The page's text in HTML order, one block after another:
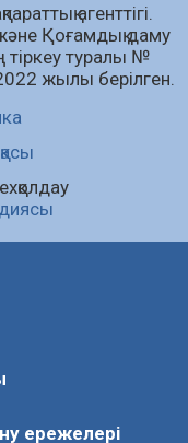
агенттігі.
Қоғамдық даму
тіркеу туралы №
жылы берілген.
ережелері